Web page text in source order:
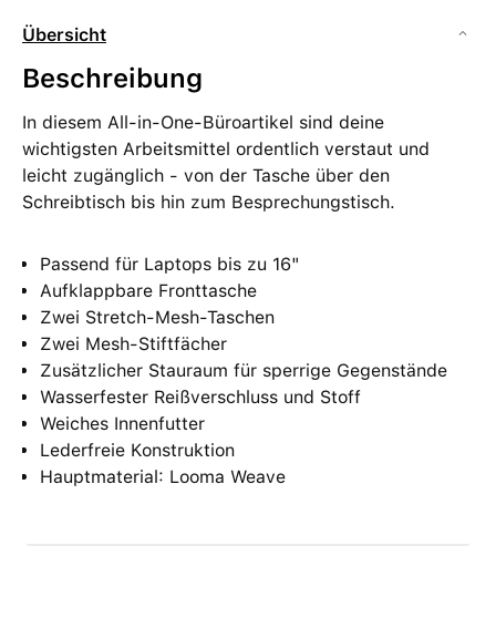
Übersicht
Beschreibung
In diesem All-in-One-Büroartikel sind deine
wichtigsten Arbeitsmittel ordentlich verstaut und
leicht zugänglich - von der Tasche über den
Schreibtisch bis hin zum Besprechungstisch.
Passend für Laptops bis zu 16"
Aufklappbare Fronttasche
Zwei Stretch-Mesh-Taschen
Zwei Mesh-Stiftfächer
Zusätzlicher Stauraum für sperrige Gegenstände
Wasserfester Reißverschluss und Stoff
Weiches Innenfutter
Lederfreie Konstruktion
Hauptmaterial: Looma Weave